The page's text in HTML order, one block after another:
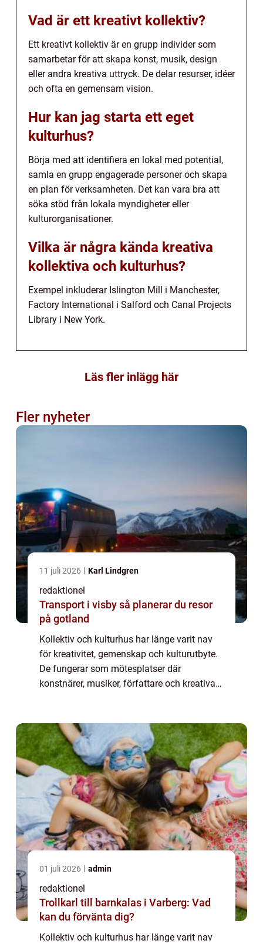
Vad är ett kreativt kollektiv?
Ett kreativt kollektiv är en grupp individer som
samarbetar för att skapa konst, musik, design
eller andra kreativa uttryck. De delar resurser, idéer
och ofta en gemensam vision.
Hur kan jag starta ett eget
kulturhus?
Börja med att identifiera en lokal med potential,
samla en grupp engagerade personer och skapa
en plan för verksamheten. Det kan vara bra att
söka stöd från lokala myndigheter eller
kulturorganisationer.
Vilka är några kända kreativa
kollektiva och kulturhus?
Exempel inkluderar Islington Mill i Manchester,
Factory International i Salford och Canal Projects
Library i New York.
Läs fler inlägg här
Fler nyheter
11 juli 2026 Karl Lindgren
redaktionel
Transport i visby så planerar du resor
på gotland
Kollektiv och kulturhus har länge varit nav
för kreativitet, gemenskap och kulturutbyte.
De fungerar som mötesplatser där
konstnärer, musiker, författare och kreativa
01 juli 2026 admin
redaktionel
Trollkarl till barnkalas i Varberg: Vad
kan du förvänta dig?
Kollektiv och kulturhus har länge varit nav